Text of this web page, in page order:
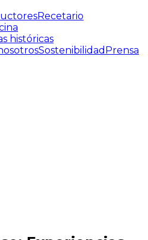
Recetario
históricas
Sostenibilidad Prensa